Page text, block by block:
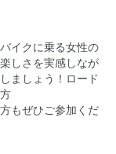
イクに乗る女性の
しさを実感しなが
ましょう！ロード
もぜひご参加くだ